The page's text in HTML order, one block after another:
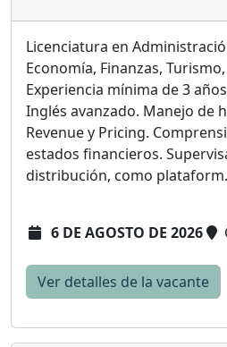
Licenciatura en
Economía, Finanzas,
Experiencia mínima de 3
Inglés avanzado. Manejo de
Revenue y Pricing.
estados financieros.
distribución, como
6 DE AGOSTO DE 2026
Ver detalles de la vacante